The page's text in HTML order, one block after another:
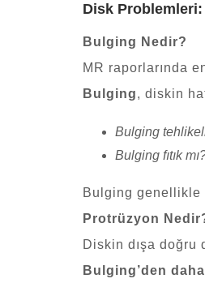
Disk
Bulging Nedir?
MR raporlarında
Bulging, diskin
Bulging
Bulging fıtık
Bulging genellikle
Protrüzyon
Diskin dışa doğru
Bulging’den